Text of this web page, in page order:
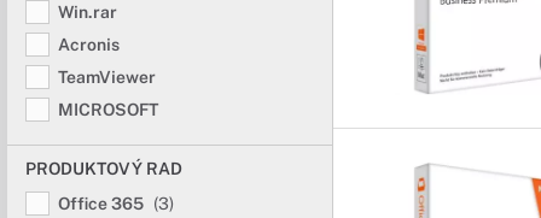
Win.rar
Acronis
TeamViewer
MICROSOFT
PRODUKTOVÝ RAD
Office 365 (3)